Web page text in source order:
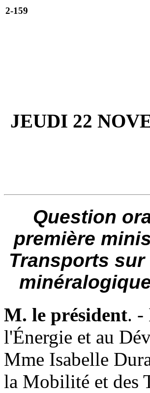
2-159
JEUDI 22
Question
première
Transports
M. le président. -
l'Énergie et au
Mme Isabelle
la Mobilité et des